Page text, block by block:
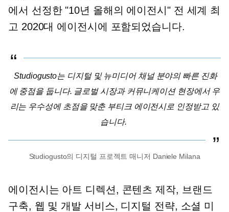
에서 선정한 "10년 올해의 에이전시" 전 세계 최
고 2020대 에이전시에 포함되었습니다.
Studiogusto는 디지털 및 뉴미디어 채널 분야의 빠른 진화
에 중점을 둡니다. 글로벌 시장과 커뮤니케이션 현장에서 우
리는 우수성에 초점을 맞춘 부티크 에이전시로 인정받고 있
습니다.
Studiogusto의 디지털 프로젝트 매니저 Daniele Milana
에이전시는 아트 디렉션, 콘텐츠 제작, 브랜드
구축, 웹 및 개발 서비스, 디지털 전략, 소셜 미